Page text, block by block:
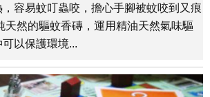
容易蚊叮蟲咬，擔心手腳被蚊咬到又痕
天然的驅蚊香磚，運用精油天然氣味驅
以保護環境...